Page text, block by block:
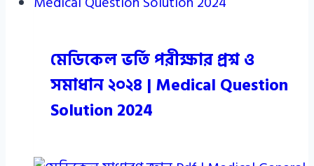
মেডিকেল ভর্তি পরীক্ষার প্রশ্ন ও
সমাধান ২০২৪ | Medical Question
Solution 2024